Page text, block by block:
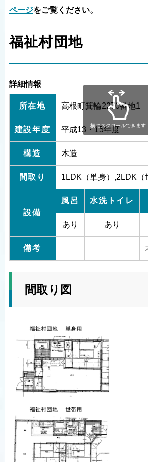
ページをご覧ください。
福祉村団地
詳細情報
所在地 高根町箕輪2270番地1
建設年度 平成13・15年度
構造 木造
間取り 1LDK（単身）,2LDK（
設備
風呂 水洗トイレ
あり あり
備考
横にスクロールできます
間取り図